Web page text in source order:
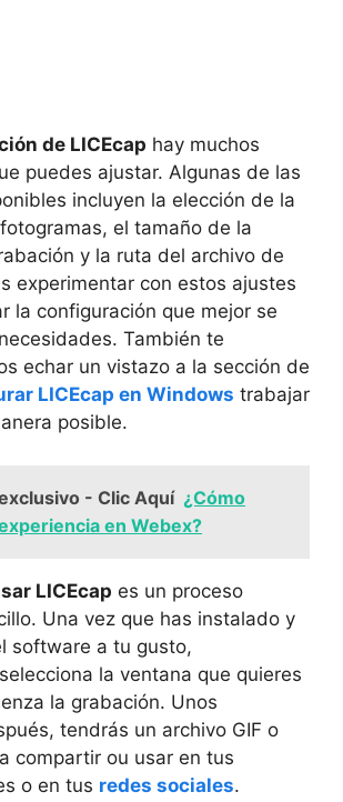
de LICEcap hay muchos
puedes ajustar. Algunas de las
incluyen la elección de la
el tamaño de la
y la ruta del archivo de
experimentar con estos ajustes
la configuración que mejor se
También te
echar un vistazo a la sección de
LICEcap en Windows trabajar
posible.
- Clic Aquí ¿Cómo
en Webex?
LICEcap es un proceso
Una vez que has instalado y
software a tu gusto,
la ventana que quieres
la grabación. Unos
tendrás un archivo GIF o
compartir ou usar en tus
o en tus redes sociales.